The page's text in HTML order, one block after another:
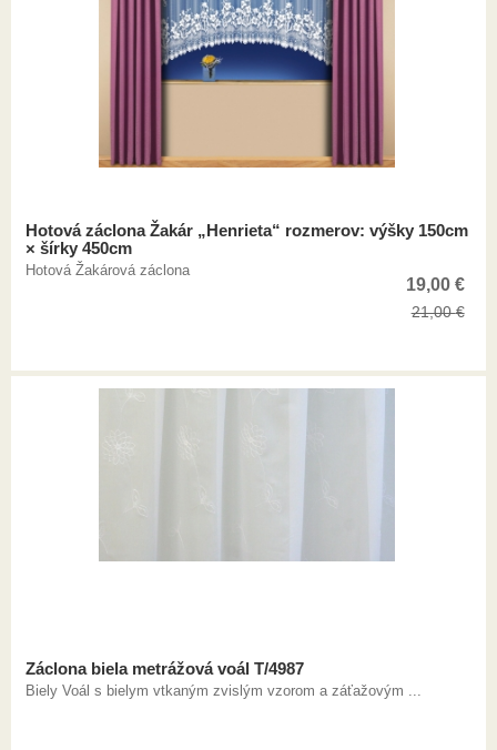
Hotová záclona Žakár „Henrieta“ rozmerov: výšky 150cm
× šírky 450cm
Hotová Žakárová záclona
19,00 €
21,00€
Záclona biela metrážová voál T/4987
Biely Voál s bielym vtkaným zvislým vzorom a záťažovým ...